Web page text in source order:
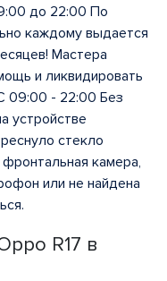
R17 в
до 22:00 По
каждому выдается
Мастера
и ликвидировать
09:00 - 22:00 Без
устройстве
стекло
камера,
или не найдена